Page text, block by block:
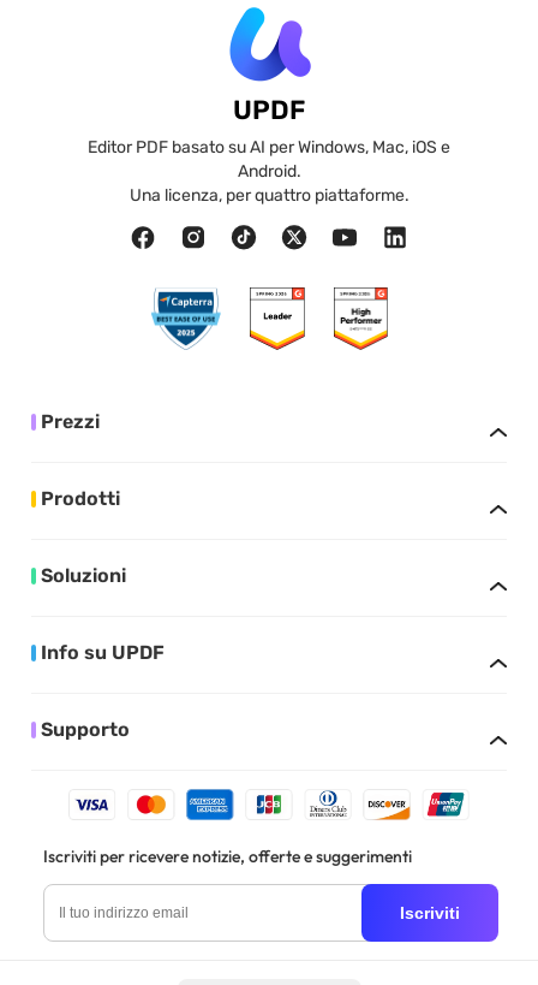
UPDF
Editor PDF basato su AI per Windows, Mac, iOS e
Android.
Una licenza, per quattro piattaforme.
Prezzi
Prodotti
Soluzioni
Info su UPDF
Supporto
Iscriviti per ricevere notizie, offerte e suggerimenti
Iscriviti